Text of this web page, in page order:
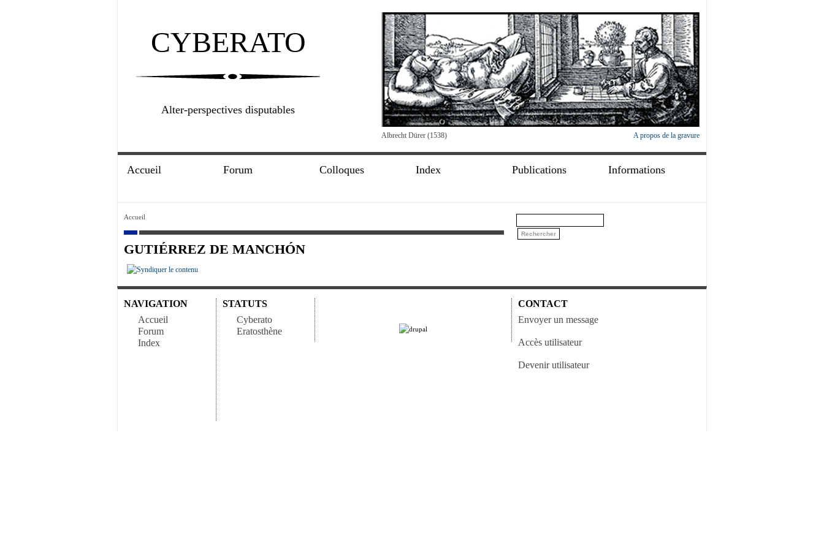
Albrecht Dürer (1538) A propos de la gravure
CYBERATO
Alter-perspectives disputables
Accueil Forum Colloques Index Publications Informations
Accueil
GUTIÉRREZ DE MANCHÓN
NAVIGATION
Accueil
Forum
Index
STATUTS
Cyberato
Eratosthène
CONTACT
Envoyer un message
Accès utilisateur
Devenir utilisateur